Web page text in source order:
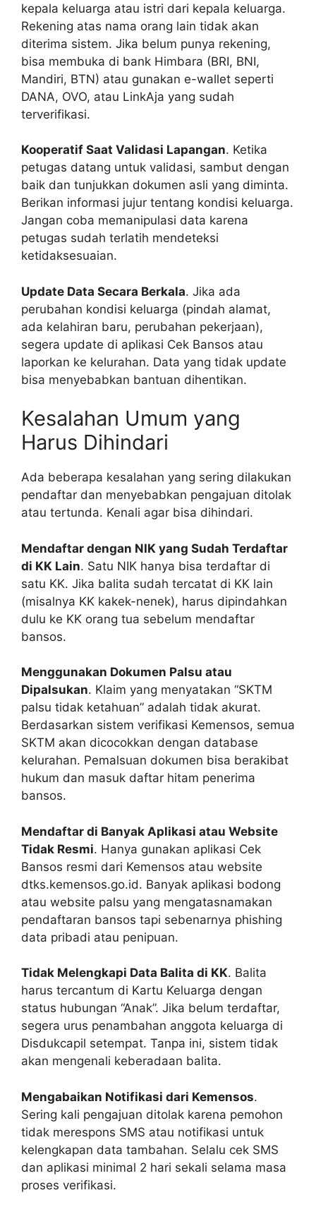
kepala keluarga atau istri dari kepala keluarga.
Rekening atas nama orang lain tidak akan
diterima sistem. Jika belum punya rekening,
bisa membuka di bank Himbara (BRI, BNI,
Mandiri, BTN) atau gunakan e-wallet seperti
DANA, OVO, atau LinkAja yang sudah
terverifikasi.
Kooperatif Saat Validasi Lapangan. Ketika
petugas datang untuk validasi, sambut dengan
baik dan tunjukkan dokumen asli yang diminta.
Berikan informasi jujur tentang kondisi keluarga.
Jangan coba memanipulasi data karena
petugas sudah terlatih mendeteksi
ketidaksesuaian.
Update Data Secara Berkala. Jika ada
perubahan kondisi keluarga (pindah alamat,
ada kelahiran baru, perubahan pekerjaan),
segera update di aplikasi Cek Bansos atau
laporkan ke kelurahan. Data yang tidak update
bisa menyebabkan bantuan dihentikan.
Kesalahan Umum yang
Harus Dihindari
Ada beberapa kesalahan yang sering dilakukan
pendaftar dan menyebabkan pengajuan ditolak
atau tertunda. Kenali agar bisa dihindari.
Mendaftar dengan NIK yang Sudah Terdaftar
di KK Lain. Satu NIK hanya bisa terdaftar di
satu KK. Jika balita sudah tercatat di KK lain
(misalnya KK kakek-nenek), harus dipindahkan
dulu ke KK orang tua sebelum mendaftar
bansos.
Menggunakan Dokumen Palsu atau
Dipalsukan. Klaim yang menyatakan “SKTM
palsu tidak ketahuan” adalah tidak akurat.
Berdasarkan sistem verifikasi Kemensos, semua
SKTM akan dicocokkan dengan database
kelurahan. Pemalsuan dokumen bisa berakibat
hukum dan masuk daftar hitam penerima
bansos.
Mendaftar di Banyak Aplikasi atau Website
Tidak Resmi. Hanya gunakan aplikasi Cek
Bansos resmi dari Kemensos atau website
dtks.kemensos.go.id. Banyak aplikasi bodong
atau website palsu yang mengatasnamakan
pendaftaran bansos tapi sebenarnya phishing
data pribadi atau penipuan.
Tidak Melengkapi Data Balita di KK. Balita
harus tercantum di Kartu Keluarga dengan
status hubungan “Anak”. Jika belum terdaftar,
segera urus penambahan anggota keluarga di
Disdukcapil setempat. Tanpa ini, sistem tidak
akan mengenali keberadaan balita.
Mengabaikan Notifikasi dari Kemensos.
Sering kali pengajuan ditolak karena pemohon
tidak merespons SMS atau notifikasi untuk
kelengkapan data tambahan. Selalu cek SMS
dan aplikasi minimal 2 hari sekali selama masa
proses verifikasi.